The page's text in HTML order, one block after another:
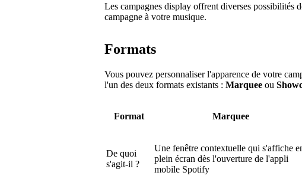
Les campagnes display offrent diverses possibilités
campagne à votre musique.
Formats
Vous pouvez personnaliser l'apparence de votre
l'un des deux formats existants : Marquee ou
Format Marquee
De quoi
s'agit-il ?
Une fenêtre contextuelle qui s'affiche
plein écran dès l'ouverture de l'appli
mobile Spotify